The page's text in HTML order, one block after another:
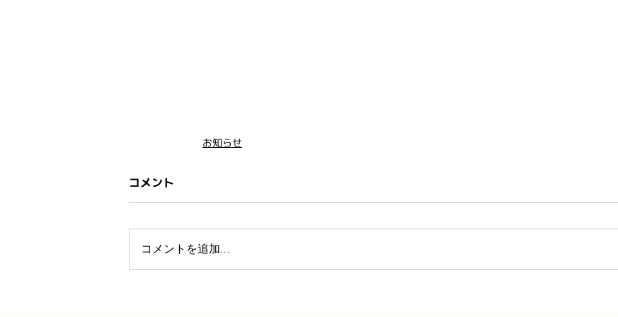
お知らせ
コメント
コメントを追加…